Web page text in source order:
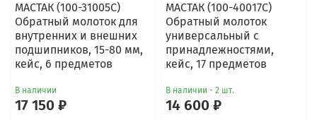
МАСТАК (100-31005C)
Обратный молоток для
внутренних и внешних
подшипников, 15-80 мм,
кейс, 6 предметов
В наличии
17 150 ₽
МАСТАК (100-40017C)
Обратный молоток
универсальный с
принадлежностями,
кейс, 17 предметов
В наличии - 2 шт.
14 600 ₽